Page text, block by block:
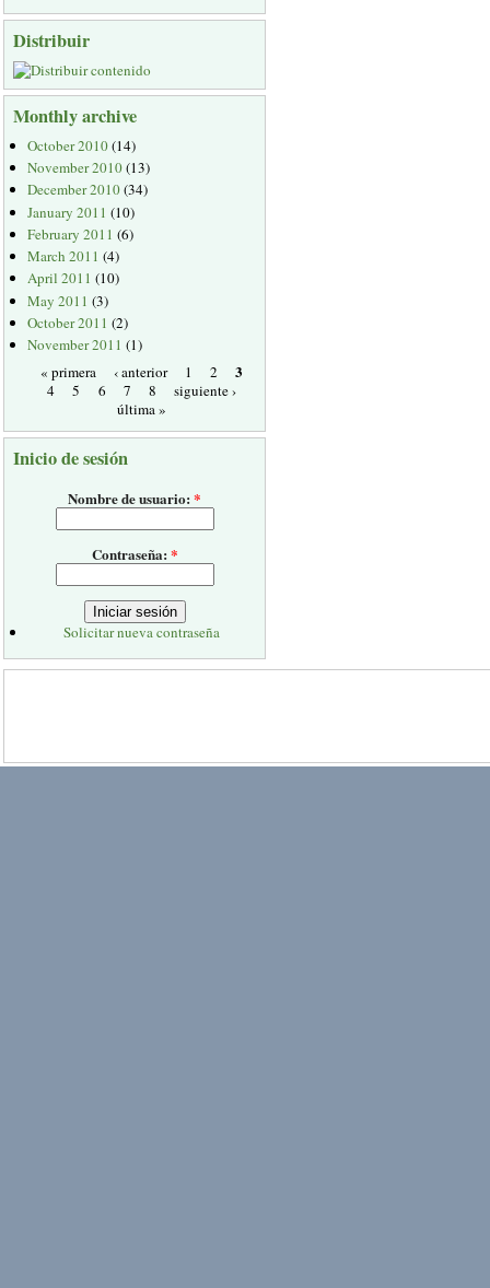
Distribuir
Monthly archive
October 2010(14)
November 2010(13)
December 2010(34)
January 2011 (10)
February 2011 (6)
March 2011 (4)
April 2011 (10)
May 2011 (3)
October 2011 (2)
November 2011 (1)
« primera
‹ anterior 1 2 3
4 5 6 7 8
siguiente ›
última »
Inicio de sesión
Nombre de usuario:*
Contraseña:*
Solicitar nueva contraseña